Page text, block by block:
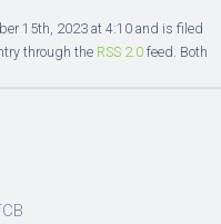
15th, 2023 at 4:10 and is filed
through the RSS 2.0 feed. Both